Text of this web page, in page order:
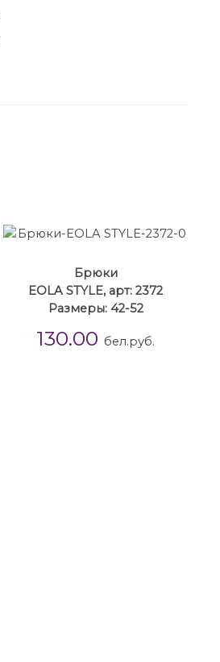
Брюки
EOLA STYLE, арт: 2372
Размеры: 42-52
130.00 бел.руб.